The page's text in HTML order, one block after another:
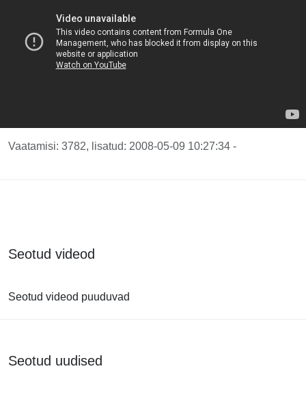
Vaatamisi: 3782, lisatud: 2008-05-09 10:27:34 -
Seotud videod
Seotud videod puuduvad
Seotud uudised